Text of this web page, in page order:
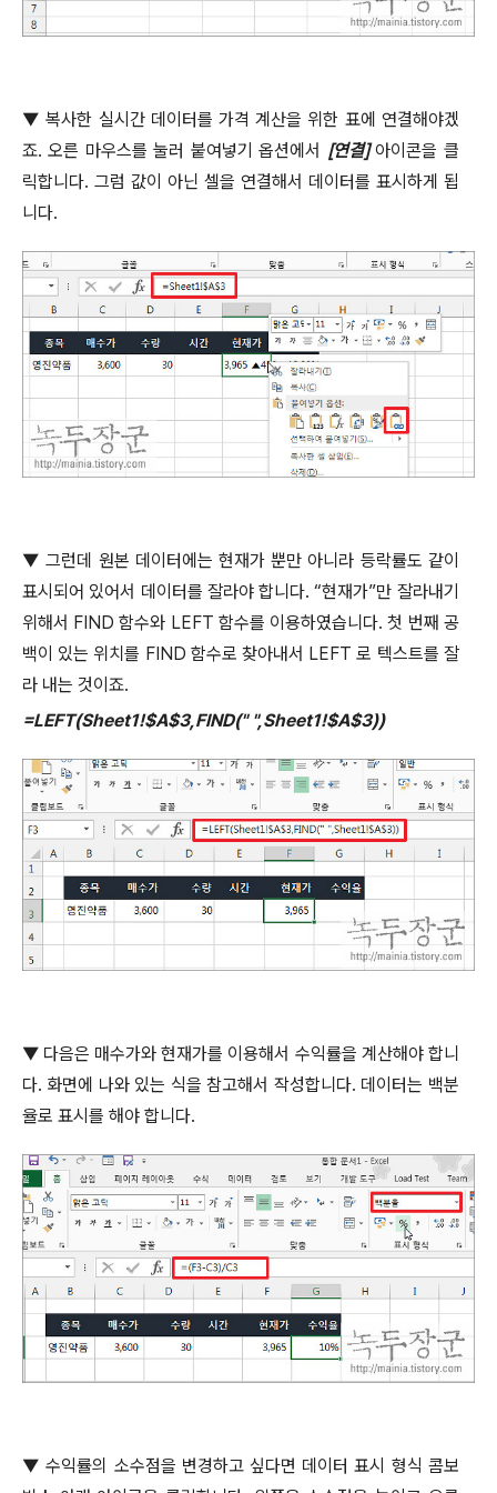
▼ 복사한 실시간 데이터를 가격 계산을 위한 표에 연결해야겠
죠.오른 마우스를 눌러 붙여넣기 옵션에서 [연결] 아이콘을 클
릭합니다. 그럼 값이 아닌 셀을 연결해서 데이터를 표시하게 됩
니다.
▼ 그런데 원본 데이터에는 현재가 뿐만 아니라 등락률도 같이
표시되어 있어서 데이터를 잘라야 합니다. “현재가”만 잘라내기
위해서 FIND함수와 LEFT 함수를 이용하였습니다.첫 번째 공
백이 있는 위치를 FIND 함수로 찾아내서 LEFT로 텍스트를 잘
라 내는 것이죠.
=LEFT(Sheet1!$A$3,FIND(" ",Sheet1!$A$3))
▼ 다음은 매수가와 현재가를 이용해서 수익률을 계산해야 합니
다. 화면에 나와 있는 식을 참고해서 작성합니다. 데이터는 백분
율로 표시를 해야 합니다.
▼ 수익률의 소수점을 변경하고 싶다면 데이터 표시 형식 콤보